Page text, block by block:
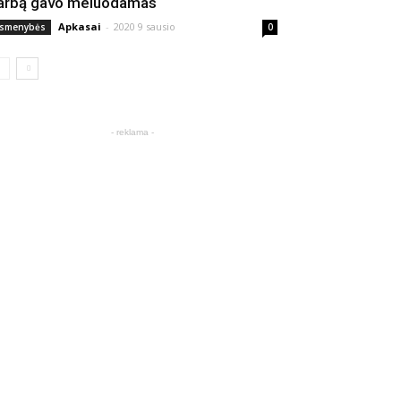
Apkasai - 2020 9 sausio 0
- reklama -